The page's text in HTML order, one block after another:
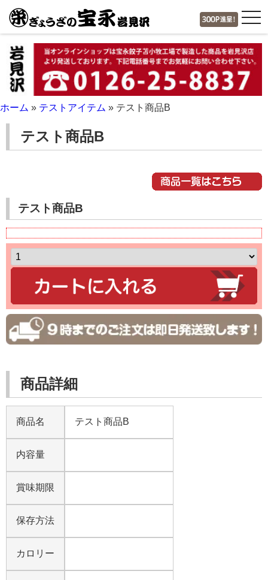
ホーム » テストアイテム » テスト商品B
テスト商品B
テスト商品B
商品詳細
商品名 テスト商品B
内容量
賞味期限
保存方法
カロリー